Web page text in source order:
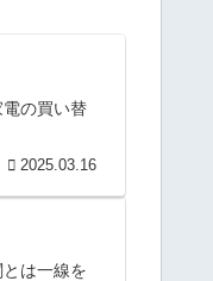
の買い替
2025.03.16
は一線を